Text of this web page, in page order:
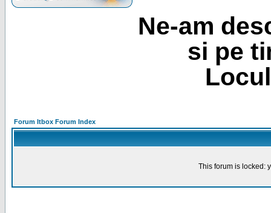
Ne-am
si pe
Forum Itbox Forum Index
This forum is locked: